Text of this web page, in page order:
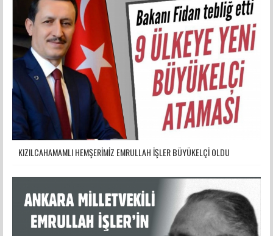
KIZILCAHAMAMLI HEMŞERİMİZ EMRULLAH İŞLER BÜYÜKELÇİ OLDU